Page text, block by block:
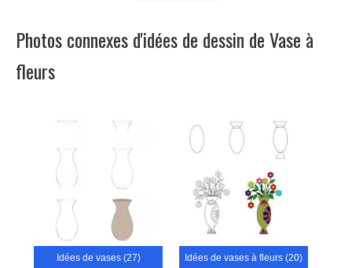
Photos connexes d'idées de dessin de Vase à
fleurs
Idées de vases (27) Idées de vases à fleurs (20)